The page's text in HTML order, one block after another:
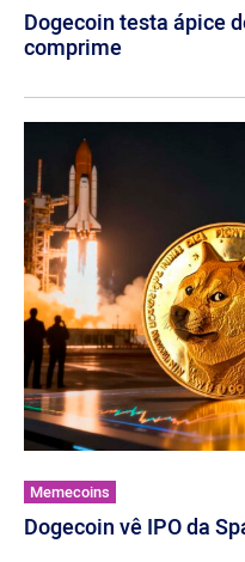
Dogecoin testa ápice
comprime
Memecoins
Dogecoin vê IPO da